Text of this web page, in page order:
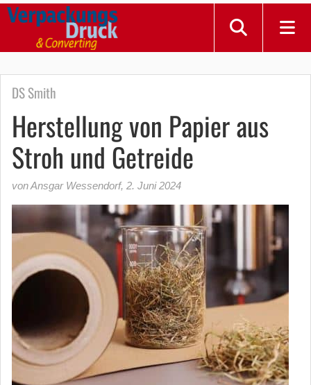
DS Smith
Herstellung von Papier aus
Stroh und Getreide
von Ansgar Wessendorf, 2. Juni 2024